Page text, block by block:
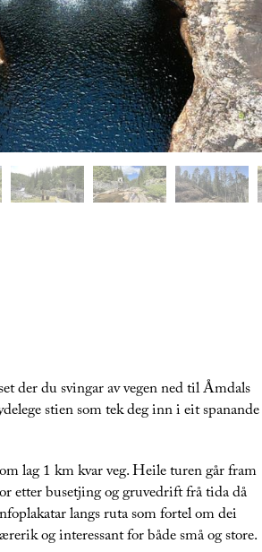
der du svingar av vegen ned til Åmdals
stien som tek deg inn i eit spanande
lag 1 km kvar veg. Heile turen går fram
etter busetjing og gruvedrift frå tida då
langs ruta som fortel om dei
og interessant for både små og store.